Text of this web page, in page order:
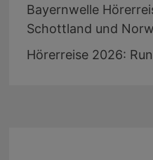
Bayernwelle
Schottland und
Hörerreise 2026: